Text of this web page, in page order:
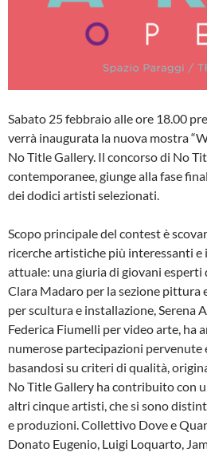
Sabato 25 febbraio alle ore 18.00
verrà inaugurata la nuova mostra
No Title Gallery. Il concorso di No
contemporanee, giunge alla fase
dei dodici artisti selezionati.
Scopo principale del contest è
ricerche artistiche più interessanti
attuale: una giuria di giovani esperti
Clara Madaro per la sezione pittura
per scultura e installazione, Serena
Federica Fiumelli per video arte, ha
numerose partecipazioni pervenute
basandosi su criteri di qualità,
No Title Gallery ha contribuito con
altri cinque artisti, che si sono
e produzioni. Collettivo Dove e
Donato Eugenio, Luigi Loquarto,